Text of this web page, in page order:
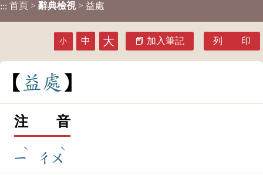
::: 首頁 > 辭典檢視 > 益處
小 中 大 加入筆記 列 印
益 處
注 音
ㄧ
ˋ
ㄔㄨ
ˋ